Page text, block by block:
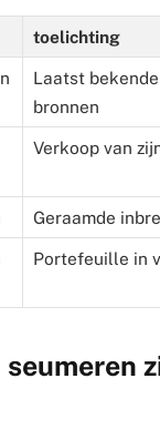
toelichting
Laatst
bronnen
Verkoop van
Geraamde
Portefeuille in